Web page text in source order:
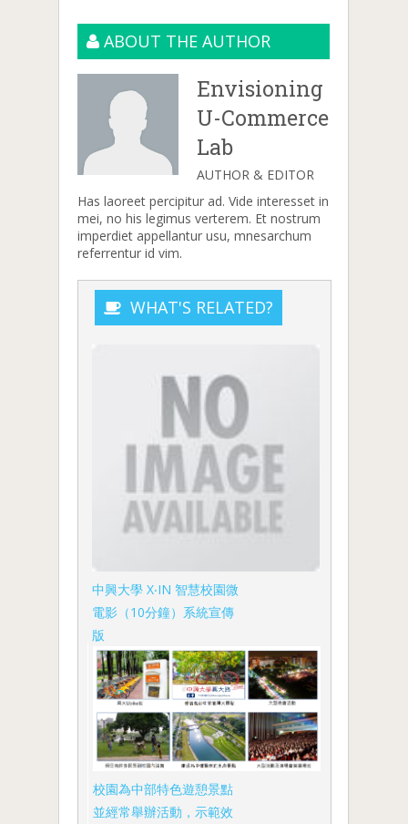
ABOUT THE AUTHOR
Envisioning
U-Commerce
Lab
AUTHOR & EDITOR
Has laoreet percipitur ad. Vide interesset in
mei, no his legimus verterem. Et nostrum
imperdiet appellantur usu, mnesarchum
referrentur id vim.
WHAT'S RELATED?
中興大學 X‧IN 智慧校園微
電影（10分鐘）系統宣傳
版
校園為中部特色遊憩景點
並經常舉辦活動，示範效